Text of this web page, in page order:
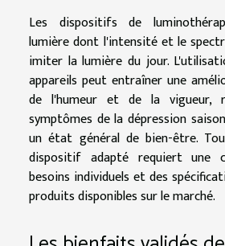
Les dispositifs de
lumière dont l'intensité et le
imiter la lumière du jour.
appareils peut entraîner une
de l'humeur et de la vigueur,
symptômes de la dépression
un état général de bien-être.
dispositif adapté requiert une
besoins individuels et des
produits disponibles sur le marché.